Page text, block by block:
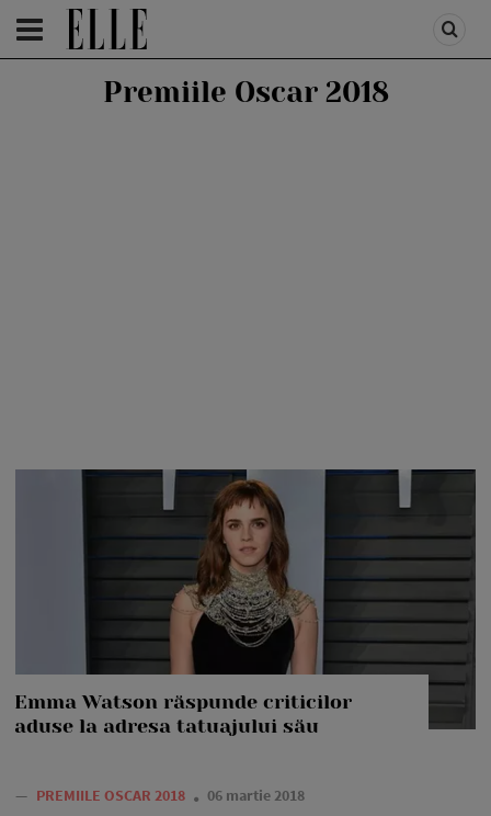
HOMEPAGE /PEOPLE
Premiile Oscar 2018
Emma Watson răspunde criticilor
aduse la adresa tatuajului său
— PREMIILE OSCAR 2018 06 martie 2018